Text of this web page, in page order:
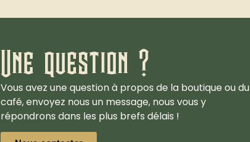
Une question ?
Vous avez une question à propos de la boutique ou du
café, envoyez nous un message, nous vous y
répondrons dans les plus brefs délais !